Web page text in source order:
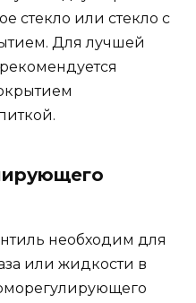
стекло или стекло с
Для лучшей
необходим для
или жидкости в